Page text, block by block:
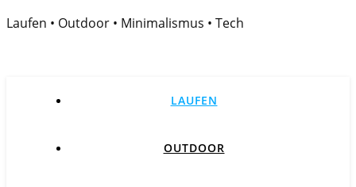
Laufen • Outdoor • Minimalismus • Tech
LAUFEN
OUTDOOR